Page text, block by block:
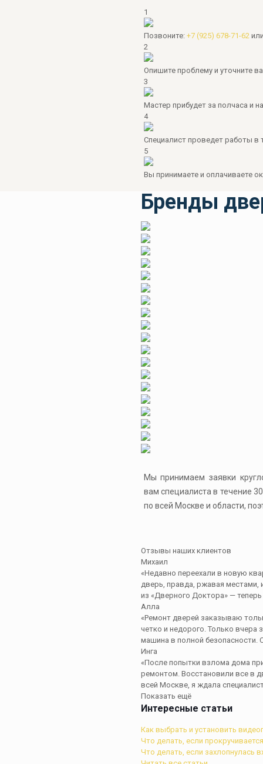
1
Позвоните: +7 (925) 678-71-62
2
Опишите проблему и уточните
3
Мастер прибудет за полчаса и
4
Специалист проведет работы в
5
Вы принимаете и оплачиваете
Бренды
Мы принимаем заявки
вам специалиста в течение
по всей Москве и области,
Отзывы наших клиентов
Михаил
«Недавно переехали в новую
дверь, правда, ржавая местами,
из «Дверного Доктора» — теперь
Алла
«Ремонт дверей заказываю
четко и недорого. Только вчера
машина в полной безопасности.
Инга
«После попытки взлома дома
ремонтом. Восстановили все в
всей Москве, я ждала
Показать ещё
Интересные статьи
Как выбрать и установить
Что делать, если
Что делать, если захлопнулась